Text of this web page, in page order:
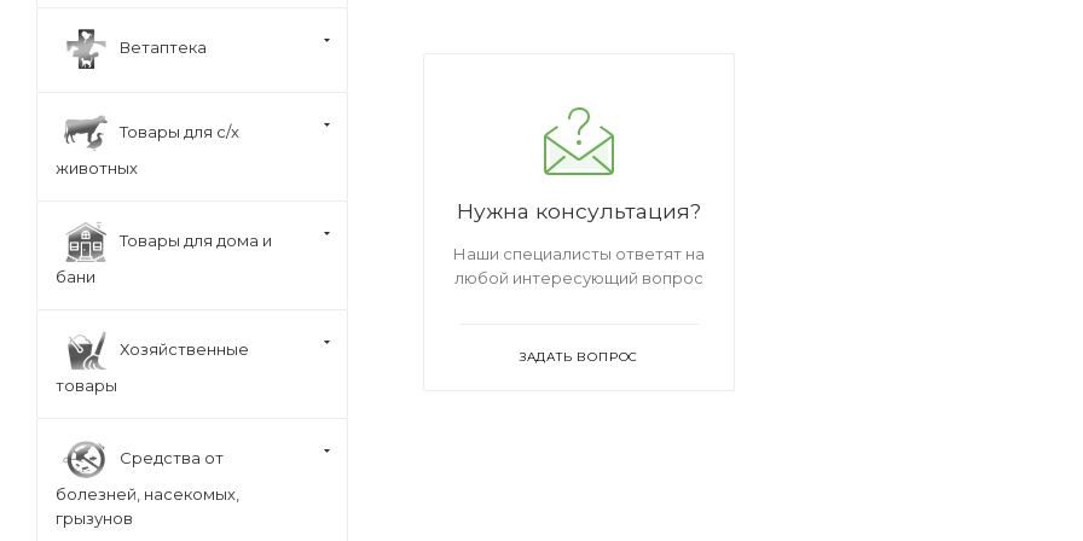
Нужна консультация?
Наши специалисты ответят на
любой интересующий вопрос
ЗАДАТЬ ВОПРОС
Ветаптека
Товары для с/х
животных
Товары для дома и
бани
Хозяйственные
товары
Средства от
болезней, насекомых,
грызунов